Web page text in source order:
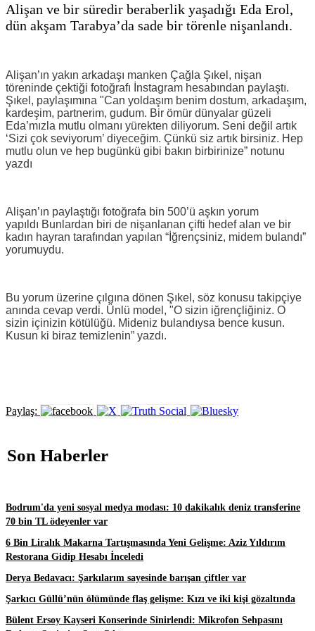
Alişan ve bir süredir beraberlik yaşadığı Eda Erol,
dün akşam Tarabya’da sade bir törenle nişanlandı.
Alişan’ın yakın arkadaşı manken Çağla Şıkel, nişan
töreninde çektiği fotoğrafı İnstagram hesabından paylaştı.
Şıkel, paylaşımına "Can yoldaşım benim dostum, arkadaşım,
kardeşim, partnerim, gudum. Bir ömür dünyalar güzeli
Eda’mızla mutlu olmanı yürekten diliyorum. Seni değil artık
‘Sizi çok seviyorum’ diyeceğim. Çünkü siz artık birsiniz. Hep
mutlu olun ve hep bugünkü gibi bakın birbirinize” notunu
yazdı
Alişan’ın paylaştığı fotoğrafa bin 500’ü aşkın yorum
yapıldı Bunlardan biri de nişanlanan çifti hedef alan ve bir
kadın hayran tarafından yapılan “İğrençsiniz, midem bulandı”
yorumuydu.
Bu yorum üzerine çılgına dönen Şıkel, söz konusu takipçiye
anında cevap verdi. Ünlü model, "O sizin iğrençliğiniz. O
sizin içinizin kötülüğü. Mideniz bulandıysa bence kusun.
Kusun ki biraz temizlenin” yazdı.
Paylaş:
Son Haberler
Bodrum'da yeni sosyal medya modası: 10 dakikalık deniz transferine
70 bin TL ödeyenler var
6 Bin Liralık Makarna Tartışmasında Yeni Gelişme: Aziz Yıldırım
Restorana Gidip Hesabı İnceledi
Derya Bedavacı: Şarkılarım sayesinde barışan çiftler var
Şarkıcı Güllü’nün ölümünde flaş gelişme: Kızı ve iki kişi gözaltında
Bülent Ersoy Kayseri Konserinde Sinirlendi: Mikrofon Sehpasını